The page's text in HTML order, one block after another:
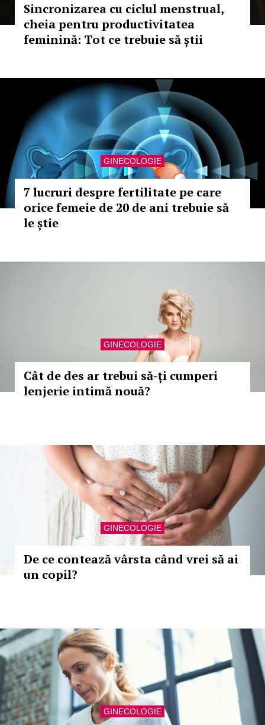
Sincronizarea cu ciclul menstrual,
cheia pentru productivitatea
feminină: Tot ce trebuie să știi
GINECOLOGIE
7 lucruri despre fertilitate pe care
orice femeie de 20 de ani trebuie să
le știe
GINECOLOGIE
Cât de des ar trebui să-ți cumperi
lenjerie intimă nouă?
GINECOLOGIE
De ce contează vârsta când vrei să ai
un copil?
GINECOLOGIE